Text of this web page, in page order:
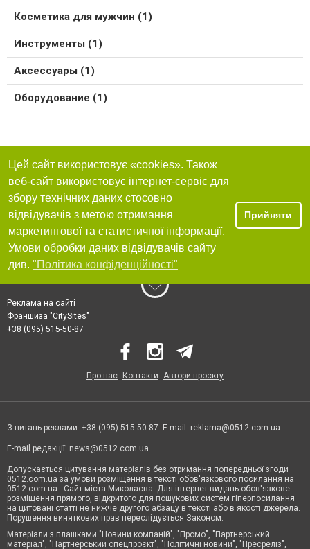
Косметика для мужчин (1)
Инструменты (1)
Аксессуары (1)
Оборудование (1)
Цей сайт використовує «cookies». Також
веб-сайт використовує інтернет-сервіс для
збору технічних даних стосовно
відвідувачів з метою отримання
маркетингової та статистичної інформації.
Умови обробки даних відвідувачів сайту
див. "Політика конфіденційності"
Прийняти
Реклама на сайті
Франшиза "CitySites"
+38 (095) 515-50-87
Про нас Контакти Автори проєкту
З питань реклами: +38 (095) 515-50-87. E-mail: reklama@0512.com.ua
E-mail редакції: news@0512.com.ua
Допускається цитування матеріалів без отримання попередньої згоди
0512.com.ua за умови розміщення в тексті обов'язкового посилання на
0512.com.ua - Сайт міста Миколаєва. Для інтернет-видань обов'язкове
розміщення прямого, відкритого для пошукових систем гіперпосилання
на цитовані статті не нижче другого абзацу в тексті або в якості джерела.
Порушення виняткових прав переслідується Законом.
Матеріали з плашками "Новини компаній", "Промо", "Партнерський
матеріал", "Партнерський спецпроєкт", "Політичні новини", "Пресреліз",